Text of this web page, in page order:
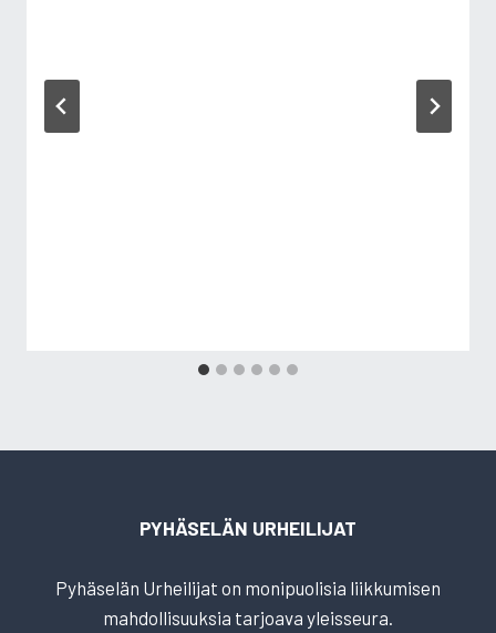
PYHÄSELÄN URHEILIJAT
Pyhäselän Urheilijat on monipuolisia liikkumisen
mahdollisuuksia tarjoava yleisseura.